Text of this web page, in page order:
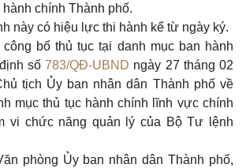
chính Thành phố.
này có hiệu lực thi hành kể từ ngày ký.
bố thủ tục tại danh mục ban hành
số783/QĐ-UBND ngày 27 tháng 02
tịch Ủy ban nhân dân Thành phố về
mục thủ tục hành chính lĩnh vực chính
vi chức năng quản lý của Bộ Tư lệnh
phòng Ủy ban nhân dân Thành phố,